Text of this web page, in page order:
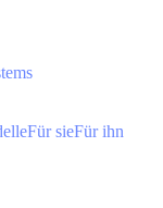
Für sieFür ihn